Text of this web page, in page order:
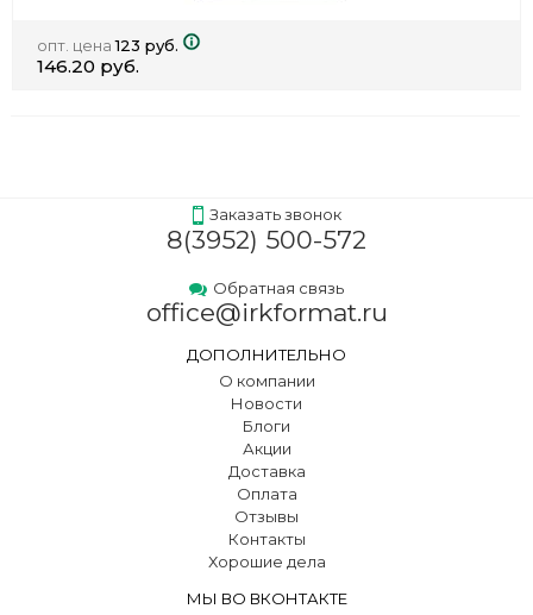
опт. цена123 руб.
146.20 руб.
Заказать звонок
8(3952) 500-572
Обратная связь
office@irkformat.ru
ДОПОЛНИТЕЛЬНО
О компании
Новости
Блоги
Акции
Доставка
Оплата
Отзывы
Контакты
Хорошие дела
МЫ ВО ВКОНТАКТЕ